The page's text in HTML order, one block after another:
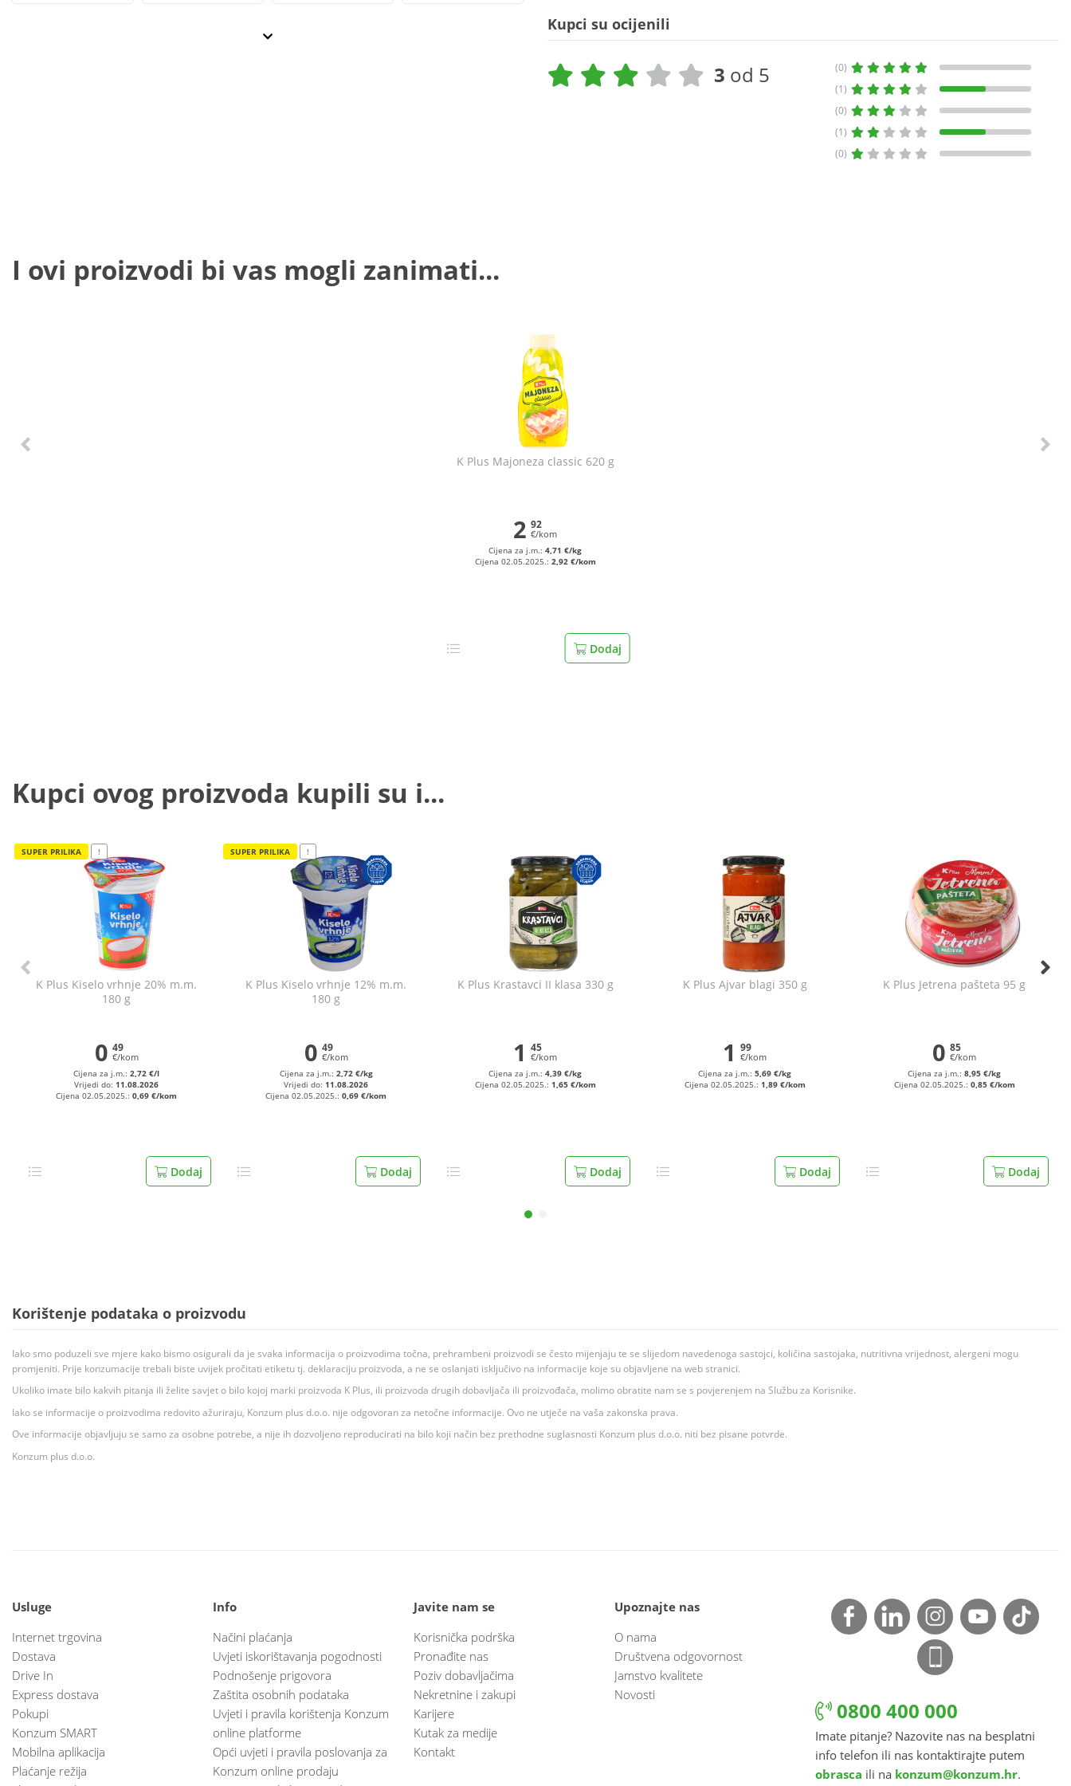
Kupci su ocijenili
3 od 5
(0)
(1)
(0)
(1)
(0)
I ovi proizvodi bi vas mogli zanimati...
K Plus Majoneza classic 620 g
2 92
€/kom
Cijena za j.m.:4,71 €/kg
Cijena 02.05.2025.: 2,92 €/kom
Dodaj
Kupci ovog proizvoda kupili su i...
SUPER PRILIKA !
K Plus Kiselo vrhnje 20% m.m.
180 g
0 49
€/kom
Cijena za j.m.:2,72 €/l
Vrijedi do:11.08.2026
Cijena 02.05.2025.:0,69 €/kom
Dodaj
SUPER PRILIKA !
K Plus Kiselo vrhnje 12% m.m.
180 g
0 49
€/kom
Cijena za j.m.: 2,72 €/kg
Vrijedi do:11.08.2026
Cijena 02.05.2025.:0,69 €/kom
Dodaj
K Plus Krastavci II klasa 330 g
1 45
€/kom
Cijena za j.m.:4,39 €/kg
Cijena 02.05.2025.: 1,65 €/kom
Dodaj
K Plus Ajvar blagi 350 g
1 99
€/kom
Cijena za j.m.:5,69 €/kg
Cijena 02.05.2025.: 1,89 €/kom
Dodaj
K Plus Jetrena pašteta 95 g
0 85
€/kom
Cijena za j.m.:8,95 €/kg
Cijena 02.05.2025.: 0,85 €/kom
Dodaj
Korištenje podataka o proizvodu
Iako smo poduzeli sve mjere kako bismo osigurali da je svaka informacija o proizvodima točna, prehrambeni proizvodi se često mijenjaju te se slijedom navedenoga sastojci, količina sastojaka, nutritivna vrijednost, alergeni mogu
promjeniti. Prije konzumacije trebali biste uvijek pročitati etiketu tj. deklaraciju proizvoda, a ne se oslanjati isključivo na informacije koje su objavljene na web stranici.
Ukoliko imate bilo kakvih pitanja ili želite savjet o bilo kojoj marki proizvoda K Plus, ili proizvoda drugih dobavljača ili proizvođača, molimo obratite nam se s povjerenjem na Službu za Korisnike.
Iako se informacije o proizvodima redovito ažuriraju, Konzum plus d.o.o. nije odgovoran za netočne informacije. Ovo ne utječe na vaša zakonska prava.
Ove informacije objavljuju se samo za osobne potrebe, a nije ih dozvoljeno reproducirati na bilo koji način bez prethodne suglasnosti Konzum plus d.o.o. niti bez pisane potvrde.
Konzum plus d.o.o.
Usluge
Internet trgovina
Dostava
Drive In
Express dostava
Pokupi
Konzum SMART
Mobilna aplikacija
Plaćanje režija
Info
Načini plaćanja
Uvjeti iskorištavanja pogodnosti
Podnošenje prigovora
Zaštita osobnih podataka
Uvjeti i pravila korištenja Konzum
online platforme
Opći uvjeti i pravila poslovanja za
Konzum online prodaju
Javite nam se
Korisnička podrška
Pronađite nas
Poziv dobavljačima
Nekretnine i zakupi
Karijere
Kutak za medije
Kontakt
Upoznajte nas
O nama
Društvena odgovornost
Jamstvo kvalitete
Novosti
0800 400 000
Imate pitanje? Nazovite nas na besplatni
info telefon ili nas kontaktirajte putem
obrasca ili na konzum@konzum.hr.